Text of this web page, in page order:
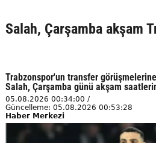
Salah, Çarşamba akşam
Trabzonspor'un transfer
Salah, Çarşamba günü akşam
05.08.2026 00:34:00 /
Güncelleme: 05.08.2026 00:53:28
Haber Merkezi